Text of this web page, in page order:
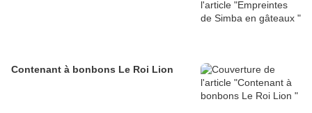
Contenant à bonbons Le Roi Lion